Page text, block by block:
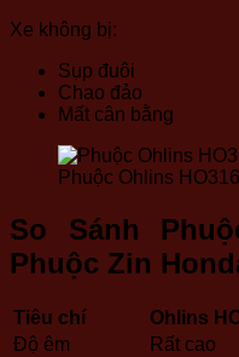
Xe không bị:
Sụp đuôi
Chao đảo
Mất cân bằng
Phuộc Ohlins
So Sánh
Phuộc Zin
Tiêu chí Ohlins
Độ êm
Rất cao